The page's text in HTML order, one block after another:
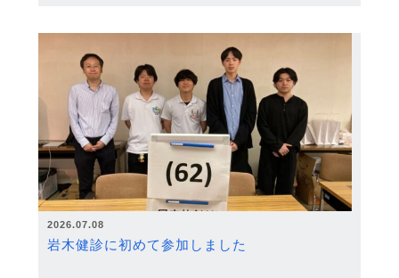
2026.07.08
岩木健診に初めて参加しました